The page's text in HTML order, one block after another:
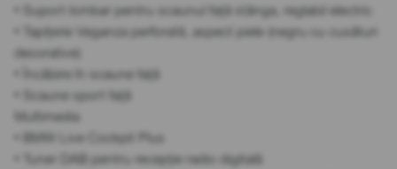
• Suport lombar pentru scaunul față stânga, reglabil electric
• Tapițerie Veganza perforată, aspect piele (negru cu cusături
decorative)
• Încălzire în scaune față
• Scaune sport față
Multimedia
• BMW Live Cockpit Plus
• Tuner DAB pentru recepție radio digitală